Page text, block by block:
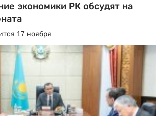
экономики РК обсудят на
17 ноября.